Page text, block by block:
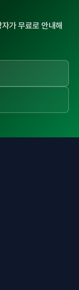
가 무료로 안내해